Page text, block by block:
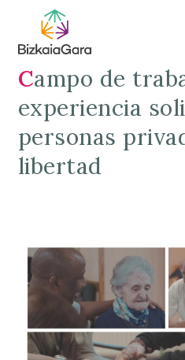
Campo de trabajo:
experiencia
personas
libertad